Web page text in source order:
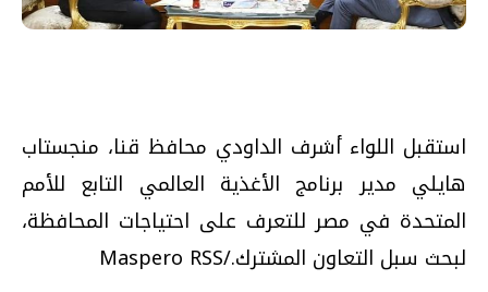
استقبل اللواء أشرف الداودي محافظ قنا، منجستاب
هايلي مدير برنامج الأغذية العالمي التابع للأمم
المتحدة في مصر للتعرف على احتياجات المحافظة،
لبحث سبل التعاون المشترك./Maspero RSS